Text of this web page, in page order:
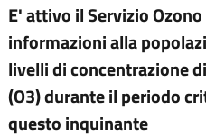
E' attivo il Servizio
informazioni alla
livelli di concentrazione
(O3) durante il periodo
questo inquinante